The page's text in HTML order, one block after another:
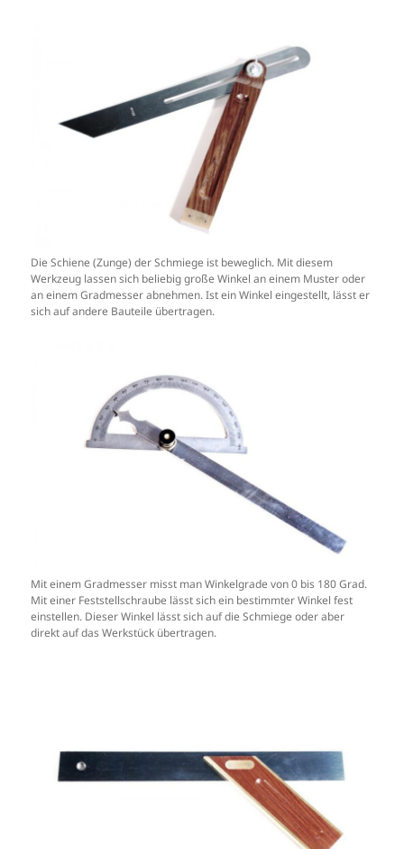
Die Schiene (Zunge) der Schmiege ist beweglich. Mit diesem
Werkzeug lassen sich beliebig große Winkel an einem Muster oder
an einem Gradmesser abnehmen. Ist ein Winkel eingestellt, lässt er
sich auf andere Bauteile übertragen.
Mit einem Gradmesser misst man Winkelgrade von 0 bis 180 Grad.
Mit einer Feststellschraube lässt sich ein bestimmter Winkel fest
einstellen. Dieser Winkel lässt sich auf die Schmiege oder aber
direkt auf das Werkstück übertragen.